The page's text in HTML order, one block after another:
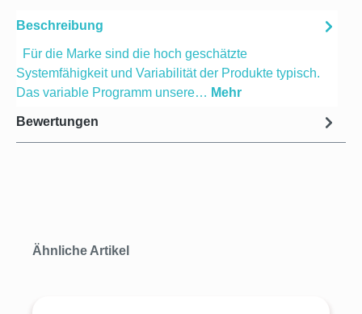
Beschreibung
Für die Marke sind die hoch geschätzte
Systemfähigkeit und Variabilität der Produkte typisch.
Das variable Programm unsere… Mehr
Bewertungen
Produktgalerie überspringen
Ähnliche Artikel